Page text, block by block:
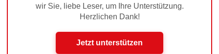
wir Sie, liebe Leser, um Ihre Unterstützung.
Herzlichen Dank!
Jetzt unterstützen